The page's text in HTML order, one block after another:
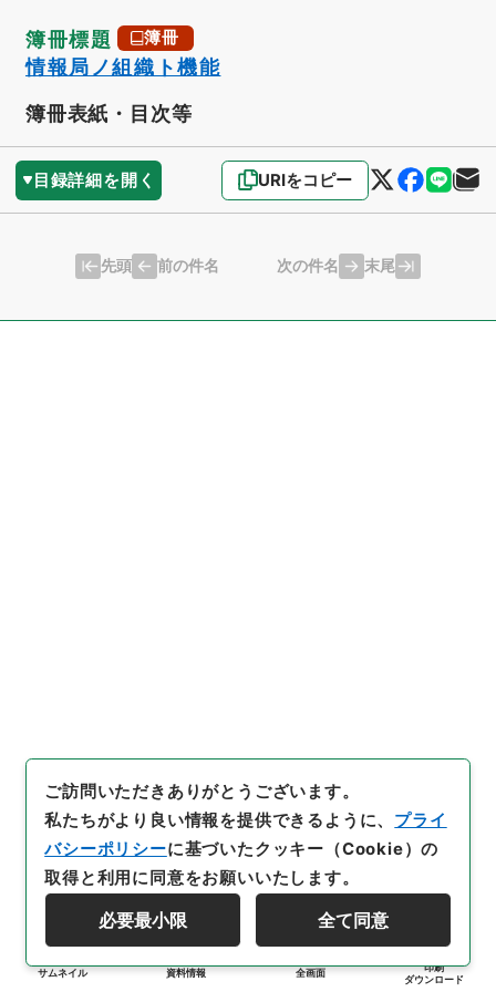
簿冊標題 簿冊
情報局ノ組織ト機能
簿冊表紙・目次等
目録詳細を開く URIをコピー
先頭 前の件名 次の件名 末尾
サムネイル 資料情報 全画面
印刷
ダウンロード
ご訪問いただきありがとうございます。
私たちがより良い情報を提供できるように、 プライ
バシーポリシーに基づいたクッキー（Cookie）の
取得と利用に同意をお願いいたします。
必要最小限 全て同意